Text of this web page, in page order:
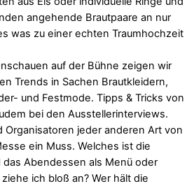
angehende Brautpaare an nur
was zu einer echten Traumhochzeit
auf der Bühne zeigen wir
Trends in Sachen Brautkleidern,
und Festmode. Tipps & Tricks von
bei den Ausstellerinterviews.
Organisatoren jeder anderen Art von
ein Muss. Welches ist die
Abendessen als Menü oder
ich bloß an? Wer hält die